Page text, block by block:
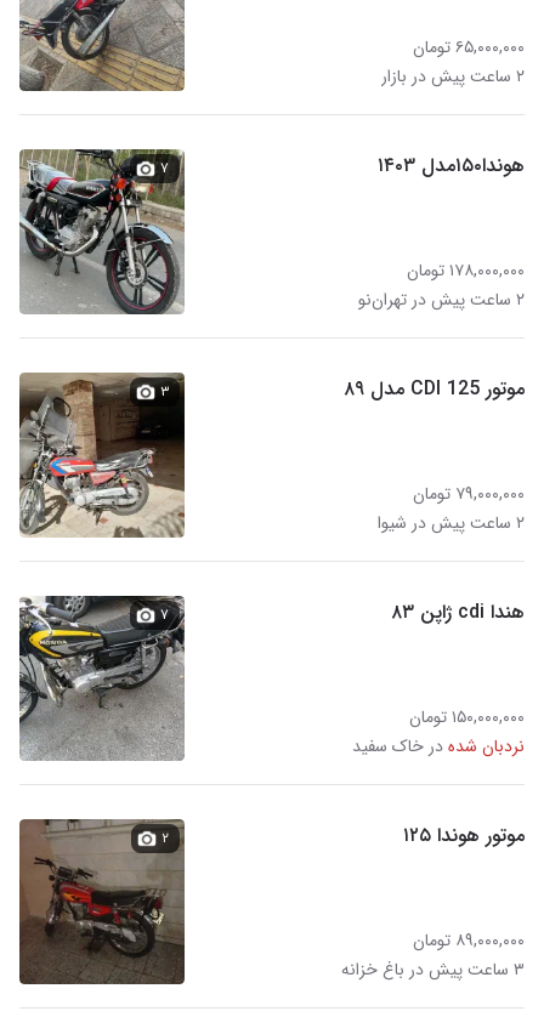
۶۵,۰۰۰,۰۰۰ تومان
۲ ساعت پیش در بازار
هوندا۱۵۰مدل ۱۴۰۳
۱۷۸,۰۰۰,۰۰۰ تومان
۲ ساعت پیش در تهران‌نو
۷
موتور CDI 125 مدل ۸۹
۷۹,۰۰۰,۰۰۰ تومان
۲ ساعت پیش در شیوا
۳
هندا cdi ژاپن ۸۳
۱۵۰,۰۰۰,۰۰۰ تومان
نردبان شدهدر خاک سفید
۷
موتور هوندا ۱۲۵
۸۹,۰۰۰,۰۰۰ تومان
۳ ساعت پیش در باغ خزانه
۲